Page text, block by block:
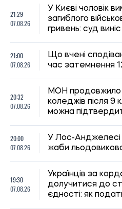
21:29
07.08.26
У Києві чоловік
загиблого
гривень: суд
21:00
07.08.26
Що вчені
час затемнення
20:32
07.08.26
МОН продовжило
коледжів після 9
можна
20:00
07.08.26
У Лос-Анджелесі
жаби
19:30
07.08.26
Українців за
долучитися до
єдності: як